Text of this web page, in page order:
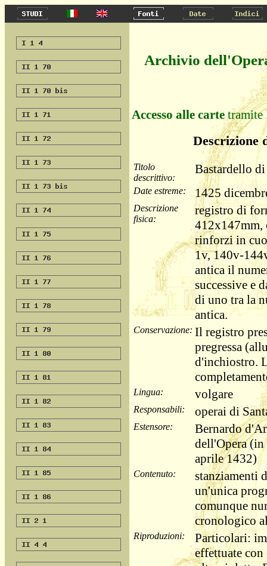
Archivio
Accesso alle cartetramite
Descrizione
Titolo
descrittivo:
Bastardello
Date estreme: 1425
Descrizione
fisica:
registro di
412x147mm,
rinforzi in
1v, 140v-
antica il
successive e
di uno tra la
antica.
Conservazione: Il registro
pregressa
d'inchiostro.
Lingua: volgare
Responsabili: operai di
Estensore:
Bernardo
dell'Opera (in
aprile 1432)
Contenuto:
stanziamenti
un'unica
comunque
cronologico
Riproduzioni:
Particolari:
effettuate